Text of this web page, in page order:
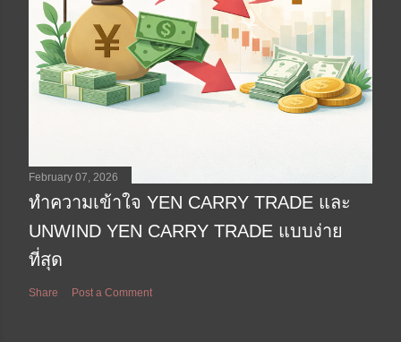
February 07, 2026
ทำความเข้าใจ YEN CARRY TRADE และ
UNWIND YEN CARRY TRADE แบบง่าย
ที่สุด
Share Post a Comment